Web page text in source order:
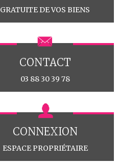
GRATUITE DE VOS BIENS
CONTACT
03 88 30 39 78
CONNEXION
ESPACE PROPRIÉTAIRE